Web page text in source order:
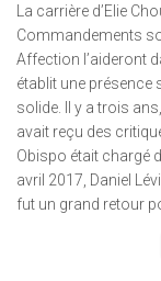
La carrière d’Elie
Commandements
Affection l’aideront
établit une
solide. Il y a trois
avait reçu des
Obispo était chargé
avril 2017, Daniel
fut un grand retour